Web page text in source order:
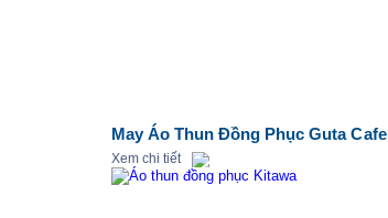
May Áo Thun Đồng Phục Guta Cafe
Xem chi tiết